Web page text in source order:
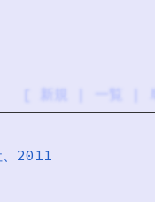
2011